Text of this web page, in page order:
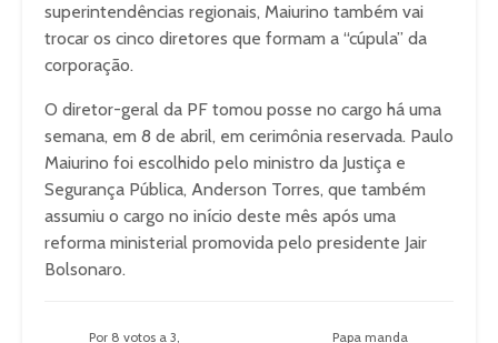
superintendências regionais, Maiurino também vai
trocar os cinco diretores que formam a “cúpula” da
corporação.
O diretor-geral da PF tomou posse no cargo há uma
semana, em 8 de abril, em cerimônia reservada. Paulo
Maiurino foi escolhido pelo ministro da Justiça e
Segurança Pública, Anderson Torres, que também
assumiu o cargo no início deste mês após uma
reforma ministerial promovida pelo presidente Jair
Bolsonaro.
Por 8 votos a 3, Papa manda